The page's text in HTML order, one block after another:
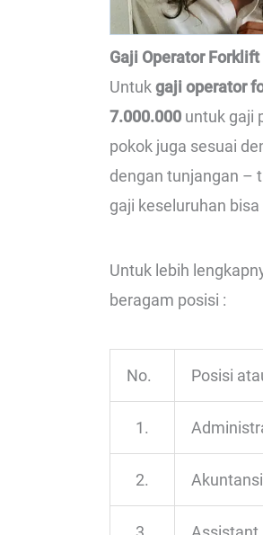
Gaji Operator
Untukgaji operator
7.000.000 untuk gaji
pokok juga sesuai
dengan tunjangan –
gaji keseluruhan
Untuk lebih
beragam posisi :
No. Posisi
1.
2.